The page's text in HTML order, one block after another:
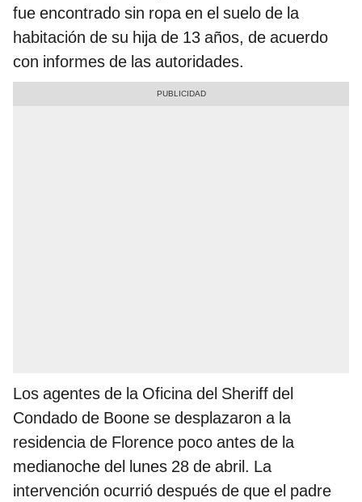
fue encontrado sin ropa en el suelo de la
habitación de su hija de 13 años, de acuerdo
con informes de las autoridades.
Los agentes de la Oficina del Sheriff del
Condado de Boone se desplazaron a la
residencia de Florence poco antes de la
medianoche del lunes 28 de abril. La
intervención ocurrió después de que el padre